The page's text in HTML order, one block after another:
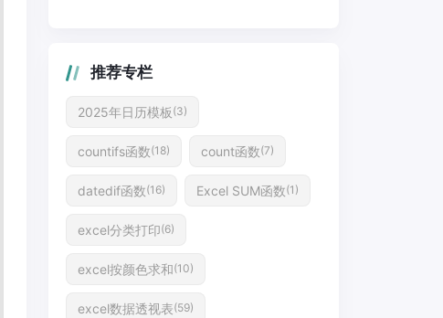
推荐专栏
2025年日历模板 (3)
countifs函数(18) count函数(7)
datedif函数(16) Excel SUM函数(1)
excel分类打印(6)
excel按颜色求和(10)
excel数据透视表(59)